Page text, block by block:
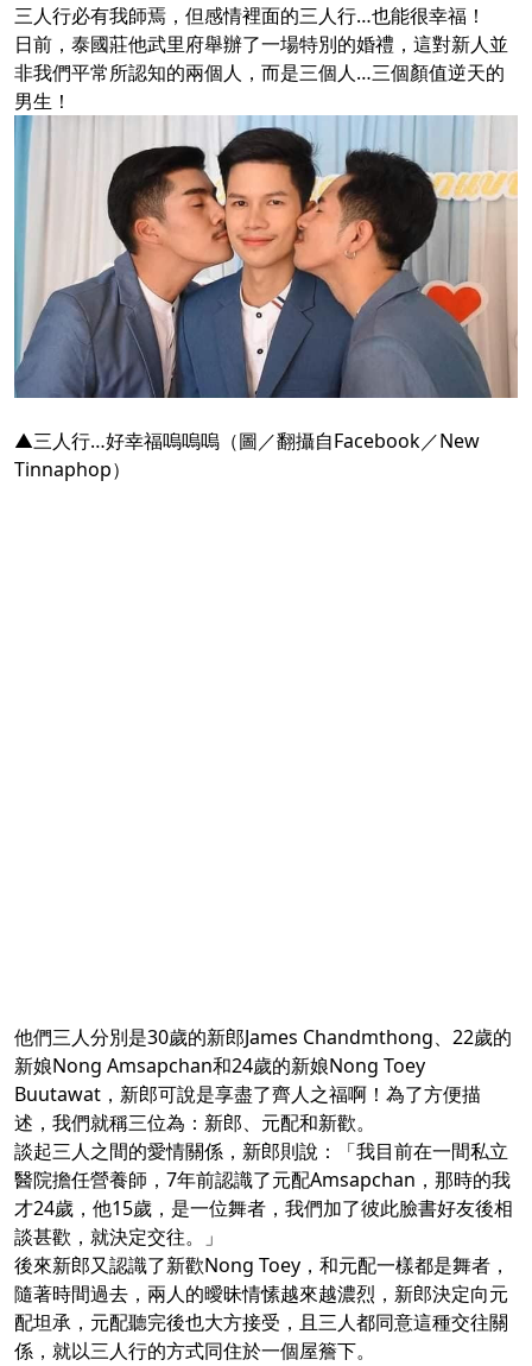
三人行必有我師焉，但感情裡面的三人行…也能很幸福！
日前，泰國莊他武里府舉辦了一場特別的婚禮，這對新人並
非我們平常所認知的兩個人，而是三個人…三個顏值逆天的
男生！
▲三人行…好幸福嗚嗚嗚（圖／翻攝自Facebook／New
Tinnaphop）
他們三人分別是30歲的新郎James Chandmthong、22歲的
新娘Nong Amsapchan和24歲的新娘Nong Toey
Buutawat，新郎可說是享盡了齊人之福啊！為了方便描
述，我們就稱三位為：新郎、元配和新歡。
談起三人之間的愛情關係，新郎則說：「我目前在一間私立
醫院擔任營養師，7年前認識了元配Amsapchan，那時的我
才24歲，他15歲，是一位舞者，我們加了彼此臉書好友後相
談甚歡，就決定交往。」
後來新郎又認識了新歡Nong Toey，和元配一樣都是舞者，
隨著時間過去，兩人的曖昧情愫越來越濃烈，新郎決定向元
配坦承，元配聽完後也大方接受，且三人都同意這種交往關
係，就以三人行的方式同住於一個屋簷下。